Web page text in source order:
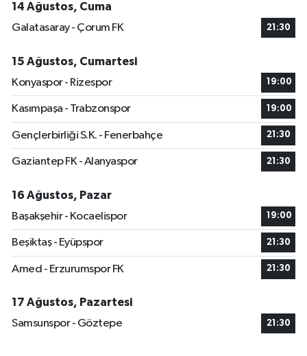
14 Ağustos, Cuma
Galatasaray - Çorum FK
21:30
15 Ağustos, Cumartesi
Konyaspor - Rizespor
19:00
Kasımpaşa - Trabzonspor 19:00
Gençlerbirliği S.K. - Fenerbahçe 21:30
Gaziantep FK - Alanyaspor 21:30
16 Ağustos, Pazar
Başakşehir - Kocaelispor
19:00
Beşiktaş - Eyüpspor 21:30
Amed - Erzurumspor FK 21:30
17 Ağustos, Pazartesi
Samsunspor - Göztepe
21:30